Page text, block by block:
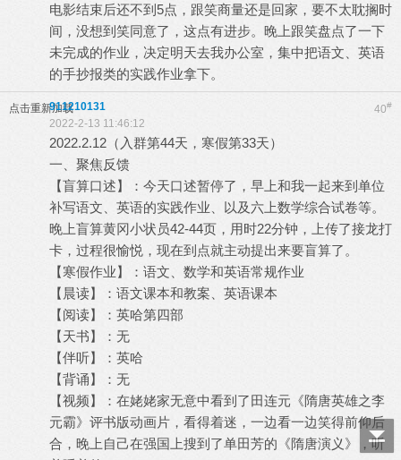
电影结束后还不到5点，跟笑商量还是回家，要不太耽搁时
间，没想到笑同意了，这点有进步。晚上跟笑盘点了一下
未完成的作业，决定明天去我办公室，集中把语文、英语
的手抄报类的实践作业拿下。
点击重新加载 40#
911210131
2022-2-13 11:46:12
2022.2.12（入群第44天，寒假第33天）
一、聚焦反馈
【盲算口述】：今天口述暂停了，早上和我一起来到单位
补写语文、英语的实践作业、以及六上数学综合试卷等。
晚上盲算黄冈小状员42-44页，用时22分钟，上传了接龙打
卡，过程很愉悦，现在到点就主动提出来要盲算了。
【寒假作业】：语文、数学和英语常规作业
【晨读】：语文课本和教案、英语课本
【阅读】：英哈第四部
【天书】：无
【伴听】：英哈
【背诵】：无
【视频】：在姥姥家无意中看到了田连元《隋唐英雄之李
元霸》评书版动画片，看得着迷，一边看一边笑得前仰后
合，晚上自己在强国上搜到了单田芳的《隋唐演义》，听